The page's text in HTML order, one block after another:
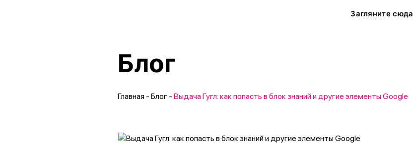
Загляните сюда
Блог
Главная - Блог - Выдача Гугл: как попасть в блок знаний и другие элементы Google